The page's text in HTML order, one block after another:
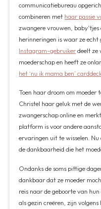
communicatiebureau
combineren met haar passie
zwangere vrouwen, baby'tjes
herinneringen is waar ze
Instagram-gebruikerdeelt ze
moederschap en heeft ze
het ‘nu ik mama ben’
Toen haar droom om
Christel haar geluk met de
zwangerschap online en
platform is voor andere
ervaringen uit te wisselen.
de dankbaarheid die het
Ondanks de soms pittige
dankbaar dat ze moeder
reis naar de geboorte van
als gezin creëren, zijn